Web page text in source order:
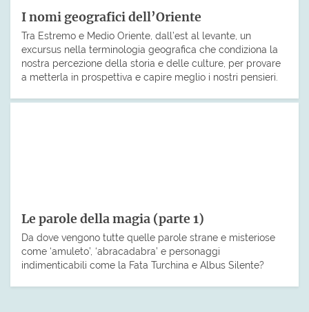
I nomi geografici dell’Oriente
Tra Estremo e Medio Oriente, dall’est al levante, un
excursus nella terminologia geografica che condiziona la
nostra percezione della storia e delle culture, per provare
a metterla in prospettiva e capire meglio i nostri pensieri.
Le parole della magia (parte 1)
Da dove vengono tutte quelle parole strane e misteriose
come ‘amuleto’, ‘abracadabra’ e personaggi
indimenticabili come la Fata Turchina e Albus Silente?